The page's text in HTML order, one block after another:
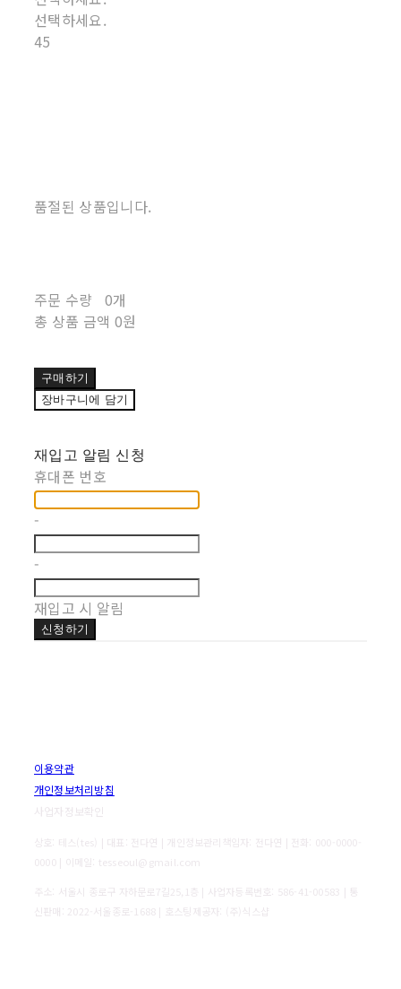
선택하세요.
45
품절된 상품입니다.
주문 수량
0개
총 상품 금액 0원
구매하기
장바구니에 담기
재입고 알림 신청
휴대폰 번호
-
-
재입고 시 알림
신청하기
이용약관
개인정보처리방침
사업자정보확인
상호: 테스(tes) | 대표: 전다연 | 개인정보관리책임자: 전다연 | 전화: 000-0000-
0000 | 이메일: tesseoul@gmail.com
주소: 서울시 종로구 자하문로7길25,1층 | 사업자등록번호: 586-41-00583 | 통
신판매:
2022-서울종로-1688 | 호스팅제공자: (주)식스샵